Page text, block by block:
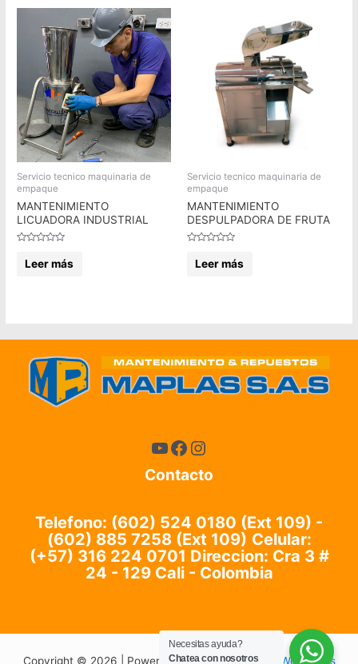
Servicio tecnico maquinaria de
empaque
MANTENIMIENTO
LICUADORA INDUSTRIAL
enLeer más
Servicio tecnico maquinaria de
empaque
MANTENIMIENTO
DESPULPADORA DE FRUTA
enLeer más
Contacto
Telefono: (602) 524 0180 (Ext 109) -
(602) 885 7258 (Ext 109) Celular:
(+57) 316 224 0701 Direccion: Cra 3 #
24 - 129 Cali - Colombia
Copyright © 2026 | Powered byTema Astra para WordPress
Necesitas ayuda?
Chatea con nosotros